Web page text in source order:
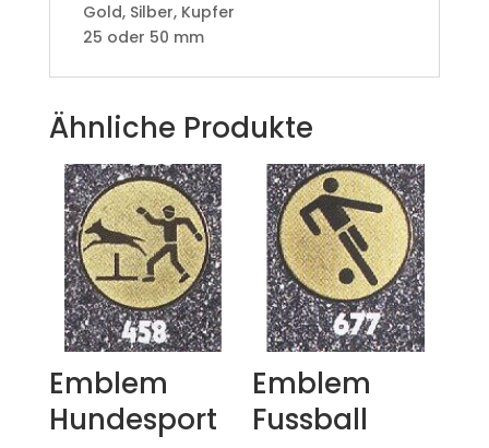
Gold, Silber, Kupfer
25 oder 50 mm
Ähnliche Produkte
Emblem
Hundesport
Emblem
Fussball